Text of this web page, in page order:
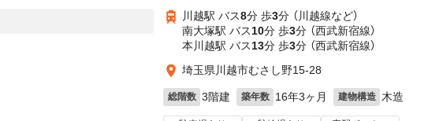
川越駅 バス8分 歩3分 （川越線など）
南大塚駅 バス10分 歩3分 （西武新宿線）
本川越駅 バス13分 歩3分 （西武新宿線）
埼玉県川越市むさし野15-28
総階数 3階建 築年数 16年3ヶ月 建物構造 木造